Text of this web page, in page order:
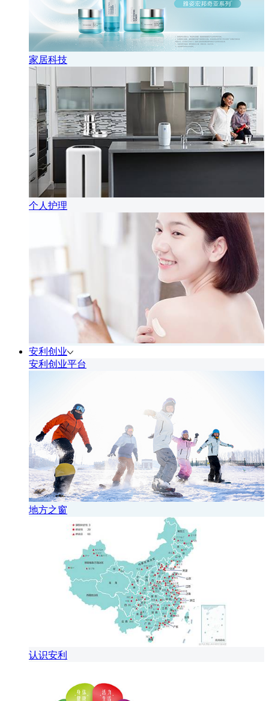
家居科技
个人护理
安利创业
安利创业平台
地方之窗
认识安利